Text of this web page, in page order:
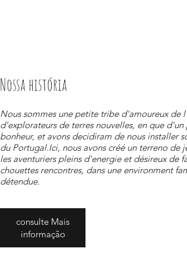
Nossa história
Nous sommes une petite tribe d'amoureux de
d'explorateurs de terres nouvelles, en que d'un
bonheur, et avons decidiram de nous installer
du Portugal.Ici, nous avons créé un terreno de
les aventuriers pleins d'energie et désireux de
chouettes rencontres, dans une environment
détendue.
consulte Mais
informação